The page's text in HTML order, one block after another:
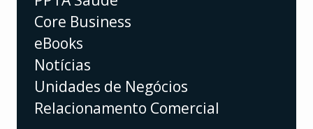
Core Business
eBooks
Notícias
Unidades de Negócios
Relacionamento Comercial